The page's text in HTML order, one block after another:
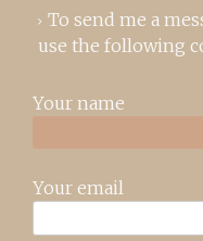
To send me a
use the following
Your name
Your email